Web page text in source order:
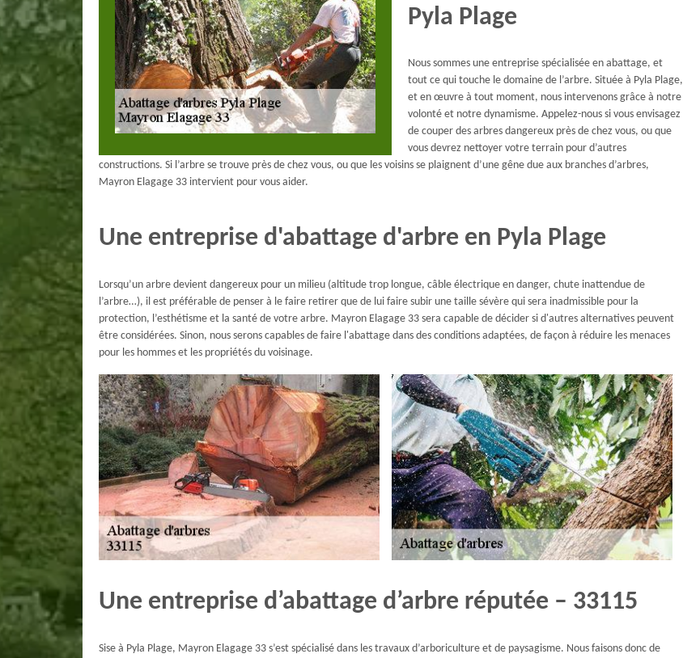
Pyla Plage
Nous sommes une entreprise spécialisée en abattage, et
tout ce qui touche le domaine de l’arbre. Située à Pyla Plage,
et en œuvre à tout moment, nous intervenons grâce à notre
volonté et notre dynamisme. Appelez-nous si vous envisagez
de couper des arbres dangereux près de chez vous, ou que
vous devrez nettoyer votre terrain pour d’autres
constructions. Si l’arbre se trouve près de chez vous, ou que les voisins se plaignent d’une gêne due aux branches d’arbres,
Mayron Elagage 33 intervient pour vous aider.
Une entreprise d'abattage d'arbre en Pyla Plage
Lorsqu’un arbre devient dangereux pour un milieu (altitude trop longue, câble électrique en danger, chute inattendue de
l’arbre…), il est préférable de penser à le faire retirer que de lui faire subir une taille sévère qui sera inadmissible pour la
protection, l’esthétisme et la santé de votre arbre. Mayron Elagage 33 sera capable de décider si d'autres alternatives peuvent
être considérées. Sinon, nous serons capables de faire l'abattage dans des conditions adaptées, de façon à réduire les menaces
pour les hommes et les propriétés du voisinage.
Une entreprise d’abattage d’arbre réputée – 33115
Sise à Pyla Plage, Mayron Elagage 33 s’est spécialisé dans les travaux d’arboriculture et de paysagisme. Nous faisons donc de